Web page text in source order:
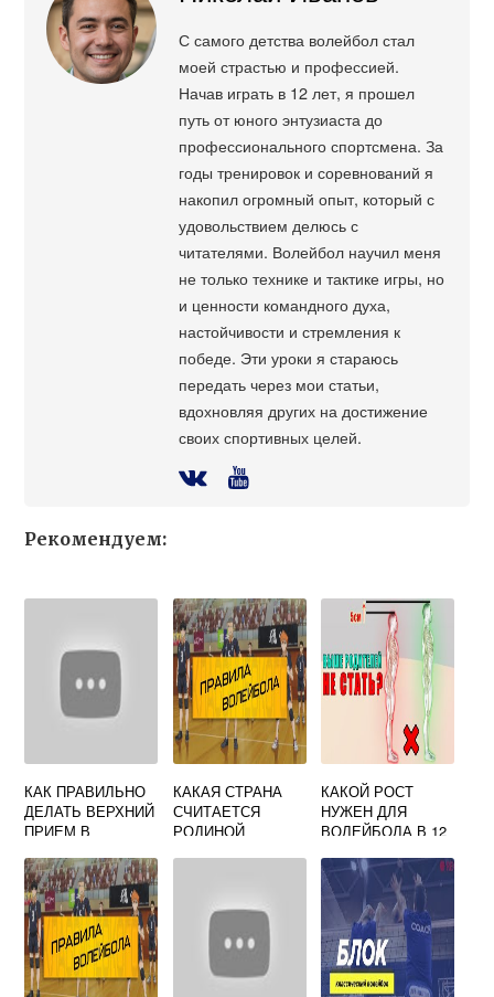
С самого детства волейбол стал
моей страстью и профессией.
Начав играть в 12 лет, я прошел
путь от юного энтузиаста до
профессионального спортсмена. За
годы тренировок и соревнований я
накопил огромный опыт, который с
удовольствием делюсь с
читателями. Волейбол научил меня
не только технике и тактике игры, но
и ценности командного духа,
настойчивости и стремления к
победе. Эти уроки я стараюсь
передать через мои статьи,
вдохновляя других на достижение
своих спортивных целей.
Рекомендуем:
КАК ПРАВИЛЬНО
ДЕЛАТЬ ВЕРХНИЙ
ПРИЕМ В
КАКАЯ СТРАНА
СЧИТАЕТСЯ
РОДИНОЙ
КАКОЙ РОСТ
НУЖЕН ДЛЯ
ВОЛЕЙБОЛА В 12